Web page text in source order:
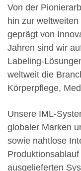
Von der
hin zur
geprägt von
Jahren sind wir
Labeling-
weltweit die
Körperpflege,
Unsere IML-
globaler Marken
sowie nahtlose
ausgelieferten